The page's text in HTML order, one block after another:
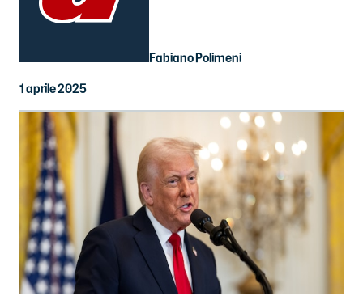
Fabiano Polimeni
1 aprile 2025